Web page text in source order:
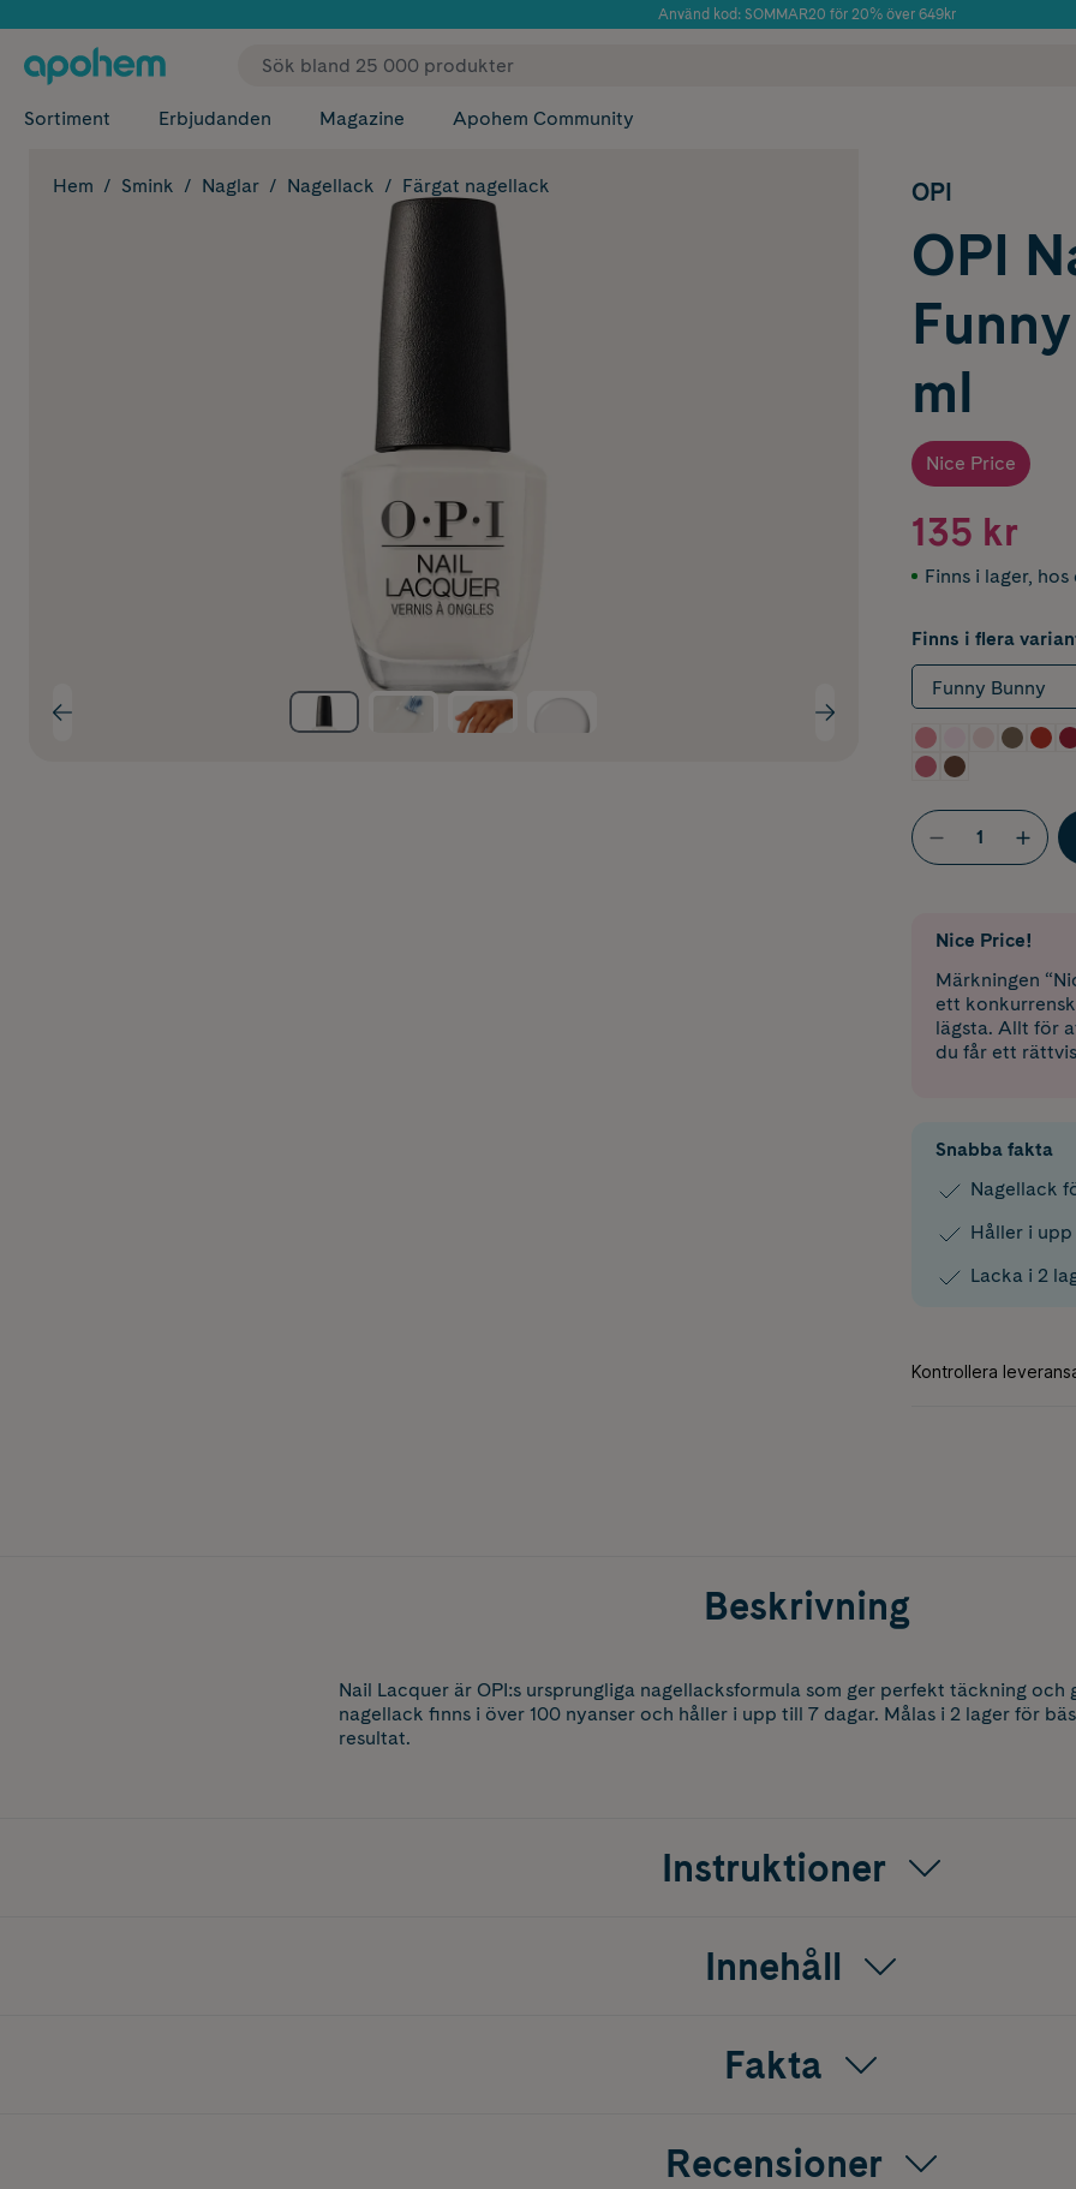
Använd kod: SOMMAR20 för 20% över 649kr
✓ Fri frakt
Sortiment Erbjudanden Magazine Apohem Community
Hem Smink Naglar Nagellack Färgat nagellack OPI
OPI
ml
Nice Price
135 kr
Finns i lager, hos
Finns i flera
Funny Bunny
Nice Price!
Märkningen
ett
lägsta. Allt för
du får ett
Snabba fakta
Nagellack
Håller i
Lacka i 2
Beskrivning
Nail Lacquer är OPI:s ursprungliga nagellacksformula som ger perfekt täckning och
nagellack finns i över 100 nyanser och håller i upp till 7 dagar. Målas i 2 lager för
resultat.
Instruktioner
Innehåll
Fakta
Recensioner